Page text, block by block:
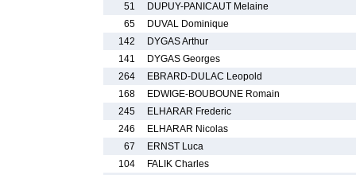
51
DUPUY-PANICAUT Melaine
65
DUVAL Dominique
142
DYGAS Arthur
141
DYGAS Georges
264
EBRARD-DULAC Leopold
168
EDWIGE-BOUBOUNE Romain
245
ELHARAR Frederic
246
ELHARAR Nicolas
67
ERNST Luca
104
FALIK Charles